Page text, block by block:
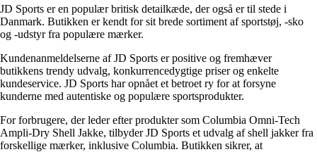
JD Sports er en populær britisk detailkæde, der også er til stede i
Danmark. Butikken er kendt for sit brede sortiment af sportstøj, -sko
og -udstyr fra populære mærker.
Kundenanmeldelserne af JD Sports er positive og fremhæver
butikkens trendy udvalg, konkurrencedygtige priser og enkelte
kundeservice. JD Sports har opnået et betroet ry for at forsyne
kunderne med autentiske og populære sportsprodukter.
For forbrugere, der leder efter produkter som Columbia Omni-Tech
Ampli-Dry Shell Jakke, tilbyder JD Sports et udvalg af shell jakker fra
forskellige mærker, inklusive Columbia. Butikken sikrer, at